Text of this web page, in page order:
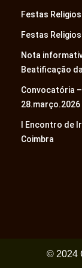
Festas
Festas
Nota
Beatificação
Convocatória
28.março.2026
I Encontro de
Coimbra
© 2024